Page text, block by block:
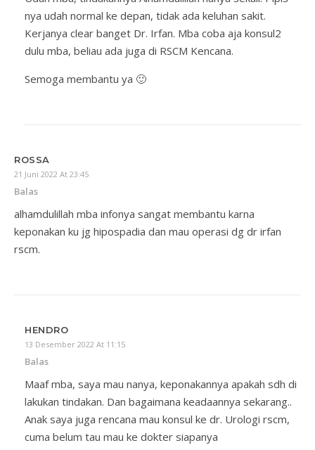
nya udah normal ke depan, tidak ada keluhan sakit.
Kerjanya clear banget Dr. Irfan. Mba coba aja konsul2
dulu mba, beliau ada juga di RSCM Kencana.
Semoga membantu ya 🙂
ROSSA
21 Juni 2022 At 23:45
Balas
alhamdulillah mba infonya sangat membantu karna
keponakan ku jg hipospadia dan mau operasi dg dr irfan
rscm.
HENDRO
13 Desember 2022 At 11:15
Balas
Maaf mba, saya mau nanya, keponakannya apakah sdh di
lakukan tindakan. Dan bagaimana keadaannya sekarang..
Anak saya juga rencana mau konsul ke dr. Urologi rscm,
cuma belum tau mau ke dokter siapanya